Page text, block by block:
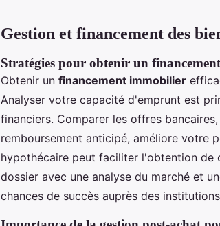
Gestion et financement des
Stratégies pour obtenir un
Obtenir un financement immobilier
Analyser votre capacité d'emprunt est
financiers. Comparer les offres
remboursement anticipé, améliore votre
hypothécaire peut faciliter l'obtention de
dossier avec une analyse du marché et
chances de succès auprès des